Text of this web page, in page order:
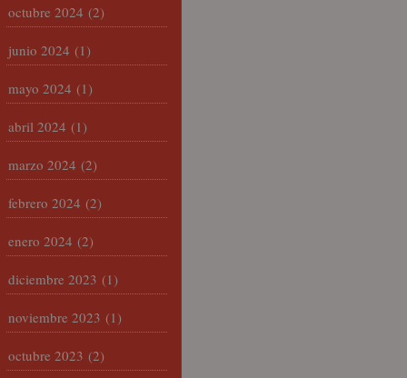
octubre 2024 (2)
junio 2024 (1)
mayo 2024 (1)
abril 2024 (1)
marzo 2024 (2)
febrero 2024 (2)
enero 2024 (2)
diciembre 2023 (1)
noviembre 2023 (1)
octubre 2023 (2)